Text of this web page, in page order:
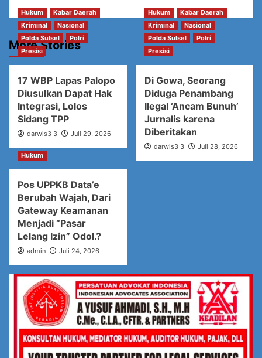
More Stories
Hukum
Kabar Daerah
Kriminal
Nasional
Polda Sulsel
Polri
Presisi
17 WBP Lapas Palopo
Diusulkan Dapat Hak
Integrasi, Lolos
Sidang TPP
darwis3 3 Juli 29, 2026
Hukum
Kabar Daerah
Kriminal
Nasional
Polda Sulsel
Polri
Presisi
Di Gowa, Seorang
Diduga Penambang
Ilegal ‘Ancam Bunuh’
Jurnalis karena
Diberitakan
darwis3 3
Juli 28, 2026
Hukum
Pos UPPKB Data’e
Berubah Wajah, Dari
Gateway Keamanan
Menjadi “Pasar
Lelang Izin” Odol.?
admin Juli 24, 2026